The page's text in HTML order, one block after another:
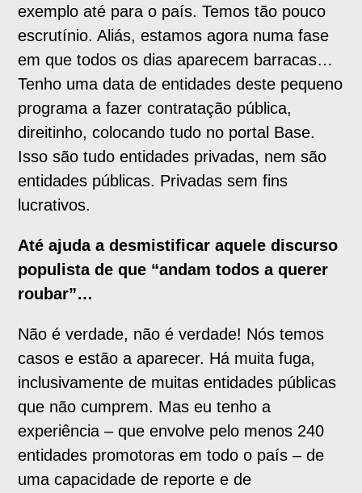
exemplo até para o país. Temos tão pouco
escrutínio. Aliás, estamos agora numa fase
em que todos os dias aparecem barracas…
Tenho uma data de entidades deste pequeno
programa a fazer contratação pública,
direitinho, colocando tudo no portal Base.
Isso são tudo entidades privadas, nem são
entidades públicas. Privadas sem fins
lucrativos.
Até ajuda a desmistificar aquele discurso
populista de que “andam todos a querer
roubar”…
Não é verdade, não é verdade! Nós temos
casos e estão a aparecer. Há muita fuga,
inclusivamente de muitas entidades públicas
que não cumprem. Mas eu tenho a
experiência – que envolve pelo menos 240
entidades promotoras em todo o país – de
uma capacidade de reporte e de